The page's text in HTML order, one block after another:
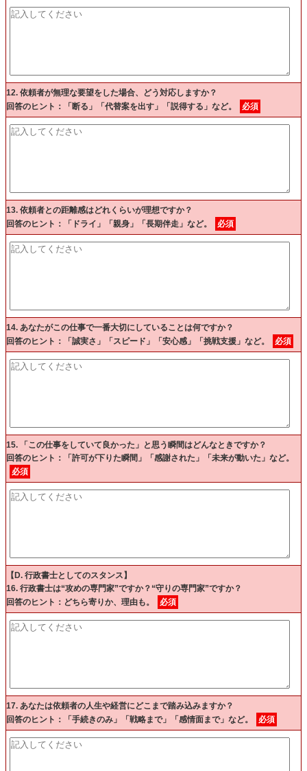
12. 依頼者が無理な要望をした場合、どう対応しますか？
回答のヒント：「断る」「代替案を出す」「説得する」など。
必須
13. 依頼者との距離感はどれくらいが理想ですか？
回答のヒント：「ドライ」「親身」「長期伴走」など。
必須
14. あなたがこの仕事で一番大切にしていることは何ですか？
回答のヒント：「誠実さ」「スピード」「安心感」「挑戦支援」など。
必須
15. 「この仕事をしていて良かった」と思う瞬間はどんなときですか？
回答のヒント：「許可が下りた瞬間」「感謝された」「未来が動いた」など。
必須
【D. 行政書士としてのスタンス】
16. 行政書士は“攻めの専門家”ですか？“守りの専門家”ですか？
回答のヒント：どちら寄りか、理由も。
必須
17. あなたは依頼者の人生や経営にどこまで踏み込みますか？
回答のヒント：「手続きのみ」「戦略まで」「感情面まで」など。
必須